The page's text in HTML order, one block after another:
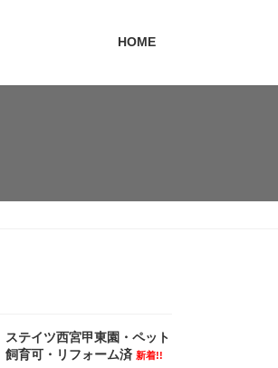
HOME
ステイツ西宮甲東園・ペット
飼育可・リフォーム済 新着!!